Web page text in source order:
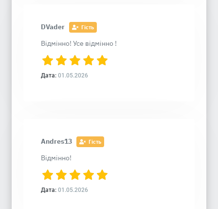
DVader Гість
Відмінно! Усе відмінно !
Дата: 01.05.2026
Andres13 Гість
Відмінно!
Дата: 01.05.2026